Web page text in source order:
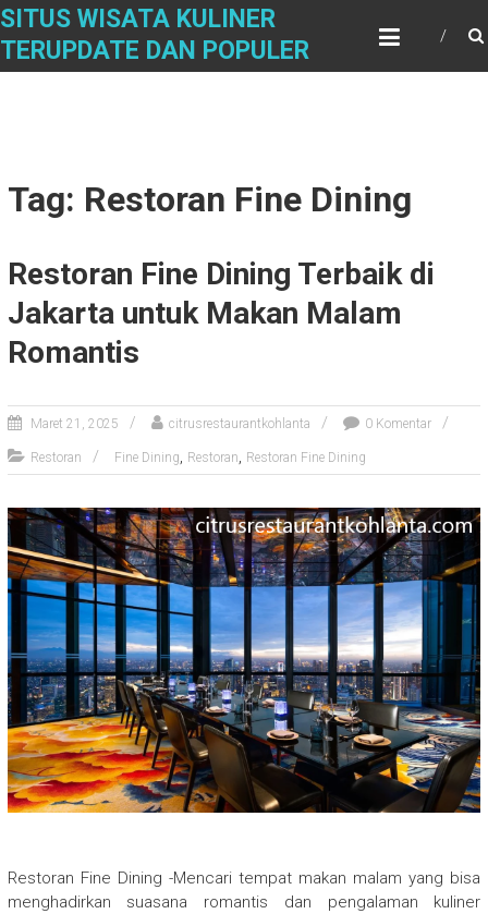
Skip
content
SITUS WISATA KULINER
TERUPDATE DAN POPULER
Tag: Restoran Fine Dining
Restoran Fine Dining Terbaik di
Jakarta untuk Makan Malam
Romantis
Maret 21, 2025 citrusrestaurantkohlanta 0 Komentar
Restoran Fine Dining, Restoran, Restoran Fine Dining
Restoran Fine Dining -Mencari tempat makan malam yang bisa
menghadirkan suasana romantis dan pengalaman kuliner